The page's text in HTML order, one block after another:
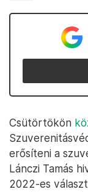
Csütörtökön
erősíteni a
Lánczi Tamás
2022-es